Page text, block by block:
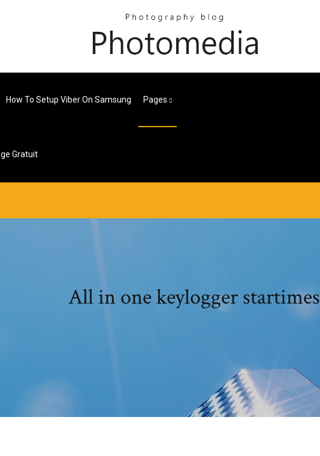
How To Setup Viber On Samsung Pages
Gratuit
All in one keylogger startimes